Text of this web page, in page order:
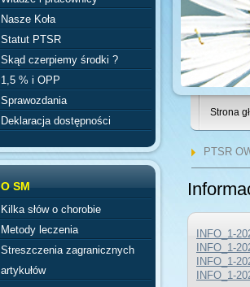
Nasze Koła
Statut PTSR
Skąd czerpiemy środki ?
1,5 % i OPP
Sprawozdania
Deklaracja dostępności
O SM
Kilka słów o chorobie
Metody leczenia
Streszczenia zagranicznych
artykułów
Strona
PTSR
INFO_1-
INFO_1-
INFO_1-
INFO_1-